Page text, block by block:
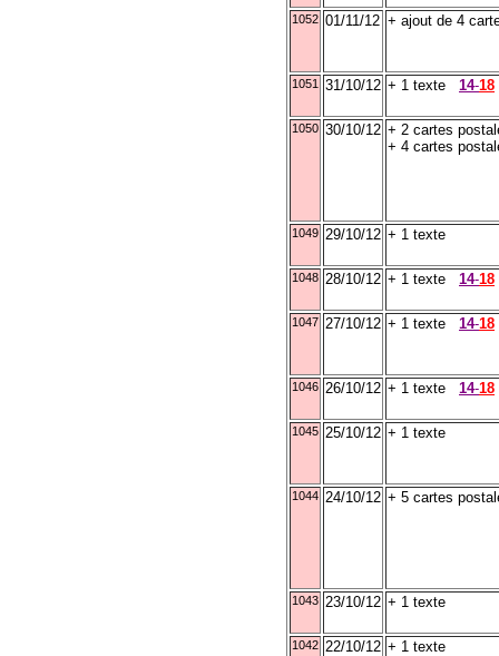
1052 01/11/12 + ajout de 4
1051 31/10/12 + 1 texte 14-18
1050 30/10/12 + 2 cartes
+ 4 cartes
1049 29/10/12 + 1 texte
1048 28/10/12 + 1 texte 14-18
1047 27/10/12 + 1 texte 14-18
1046 26/10/12 + 1 texte 14-18
1045 25/10/12 + 1 texte
1044 24/10/12 + 5 cartes
1043 23/10/12 + 1 texte
1042 22/10/12 + 1 texte